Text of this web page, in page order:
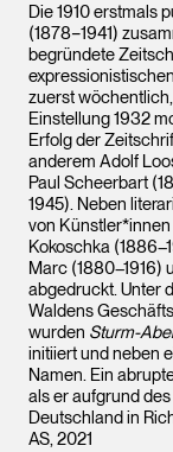
Die 1910 erstmals
(1878−1941)
begründete
zuerst
Einstellung 1932
Erfolg der
anderem Adolf
Paul Scheerbart
1945). Neben
von
Kokoschka
Marc (1880–1916)
abgedruckt. Unter
Waldens
wurden Sturm-
initiiert und neben
Namen. Ein
als er aufgrund
Deutschland in
AS, 2021